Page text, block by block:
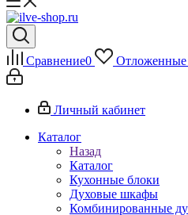
Сравнение0 Отложенные
Личный кабинет
Каталог
Назад
Каталог
Кухонные блоки
Духовые шкафы
Комбинированные